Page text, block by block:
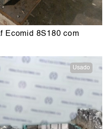
Ecomid 8S180 com
Usado